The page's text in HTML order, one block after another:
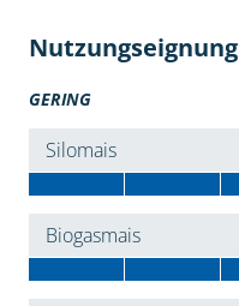
Nutzungseignung
GERING
Silomais
Biogasmais